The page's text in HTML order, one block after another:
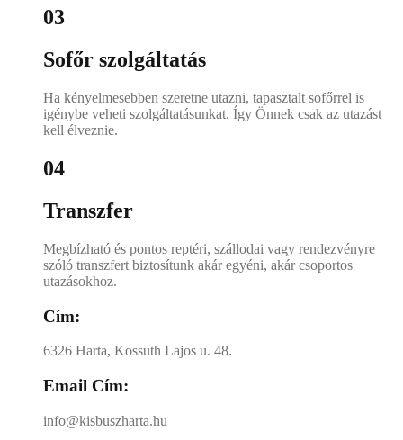
03
Sofőr szolgáltatás
Ha kényelmesebben szeretne utazni, tapasztalt sofőrrel is
igénybe veheti szolgáltatásunkat. Így Önnek csak az utazást
kell élveznie.
04
Transzfer
Megbízható és pontos reptéri, szállodai vagy rendezvényre
szóló transzfert biztosítunk akár egyéni, akár csoportos
utazásokhoz.
Cím:
6326 Harta, Kossuth Lajos u. 48.
Email Cím:
info@kisbuszharta.hu